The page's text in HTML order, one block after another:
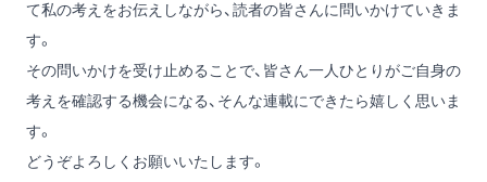
て私の考えをお伝えしながら、読者の皆さんに問いかけていきま
す。
その問いかけを受け止めることで、皆さん一人ひとりがご自身の
考えを確認する機会になる、そんな連載にできたら嬉しく思いま
す。
どうぞよろしくお願いいたします。